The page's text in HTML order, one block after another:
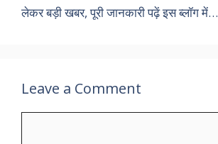
लेकर बड़ी खबर, पूरी जानकारी पढ़ें इस ब्लॉग में…
Leave a Comment